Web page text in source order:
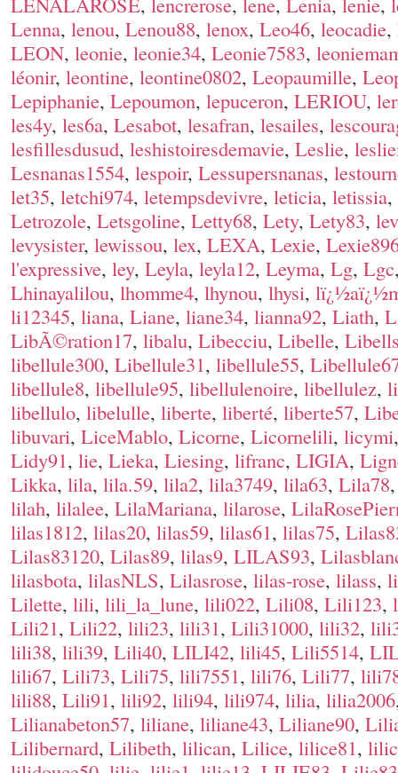
Lenna, lenou, Lenou88, lenox, Leo46, leocadie,
LEON, leonie, leonie34, Leonie7583,
léonir, leontine, leontine0802, Leopaumille,
Lepiphanie, Lepoumon, lepuceron, LERIOU,
les4y, les6a, Lesabot, lesafran, lesailes,
lesfillesdusud, leshistoiresdemavie, Leslie,
Lesnanas1554, lespoir, Lessupersnanas,
let35, letchi974, letempsdevivre, leticia, letissia,
Letrozole, Letsgoline, Letty68, Lety, Lety83,
levysister, lewissou, lex, LEXA, Lexie,
l'expressive, ley, Leyla, leyla12, Leyma, Lg, Lgc
Lhinayalilou, lhomme4, lhynou, lhysi,
li12345, liana, Liane, liane34, lianna92, Liath,
LibÃ©ration17, libalu, Libecciu, Libelle,
libellule300, Libellule31, libellule55,
libellule8, libellule95, libellulenoire, libellulez,
libellulo, libelulle, liberte, liberté, liberte57,
libuvari, LiceMablo, Licorne, Licornelili, licymi
Lidy91, lie, Lieka, Liesing, lifranc, LIGIA,
Likka, lila, lila.59, lila2, lila3749, lila63, Lila78
lilah, lilalee, LilaMariana, lilarose,
lilas1812, lilas20, lilas59, lilas61, lilas75,
Lilas83120, Lilas89, lilas9, LILAS93,
lilasbota, lilasNLS, Lilasrose, lilas-rose, lilass,
Lilette, lili, lili_la_lune, lili022, Lili08, Lili123,
Lili21, Lili22, lili23, lili31, Lili31000, lili32,
lili38, lili39, Lili40, LILI42, lili45, Lili5514,
lili67, Lili73, Lili75, lili7551, lili76, Lili77,
lili88, Lili91, lili92, lili94, lili974, lilia, lilia2006
Lilianabeton57, liliane, liliane43, Liliane90,
Lilibernard, Lilibeth, lilican, Lilice, lilice81,